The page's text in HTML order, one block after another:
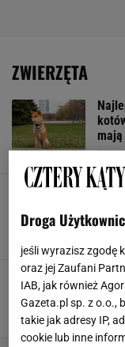
ZWIERZĘTA
ALERGIA
Droga
jeśli wyrazisz zgodę
oraz jej Zaufani
IAB, jak również
Gazeta.pl sp. z o.o.,
takie jak adresy IP,
cookie lub inne